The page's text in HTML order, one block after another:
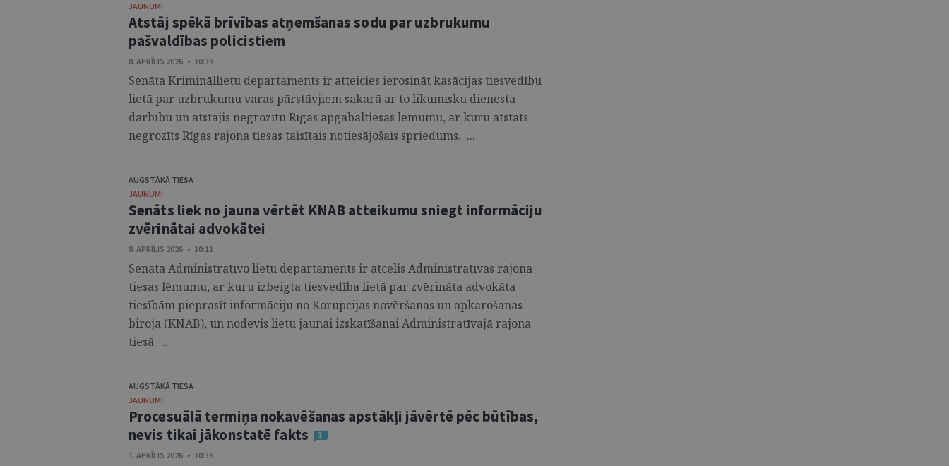
JAUNUMI
Atstāj spēkā brīvības atņemšanas sodu par uzbrukumu
pašvaldības policistiem
8. APRĪLIS 2026 • 10:39
Senāta Krimināllietu departaments ir atteicies ierosināt kasācijas tiesvedību
lietā par uzbrukumu varas pārstāvjiem sakarā ar to likumisku dienesta
darbību un atstājis negrozītu Rīgas apgabaltiesas lēmumu, ar kuru atstāts
negrozīts Rīgas rajona tiesas taisītais notiesājošais spriedums. ...
AUGSTĀKĀ TIESA
JAUNUMI
Senāts liek no jauna vērtēt KNAB atteikumu sniegt informāciju
zvērinātai advokātei
8. APRĪLIS 2026 • 10:11
Senāta Administratīvo lietu departaments ir atcēlis Administratīvās rajona
tiesas lēmumu, ar kuru izbeigta tiesvedība lietā par zvērināta advokāta
tiesībām pieprasīt informāciju no Korupcijas novēršanas un apkarošanas
biroja (KNAB), un nodevis lietu jaunai izskatīšanai Administratīvajā rajona
tiesā. ...
AUGSTĀKĀ TIESA
JAUNUMI
Procesuālā termiņa nokavēšanas apstākļi jāvērtē pēc būtības,
nevis tikai jākonstatē fakts
1
1. APRĪLIS 2026 • 10:39